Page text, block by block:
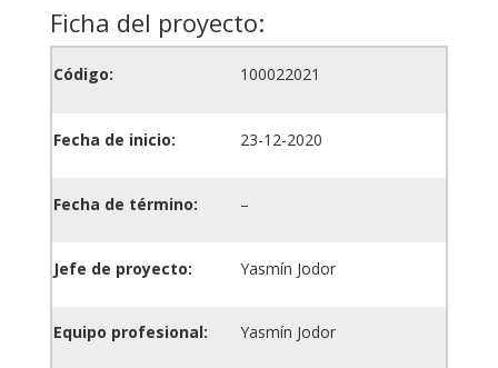
Ficha del proyecto:
Código: 100022021
Fecha de inicio: 23-12-2020
Fecha de término: –
Jefe de proyecto: Yasmín Jodor
Equipo profesional: Yasmín Jodor